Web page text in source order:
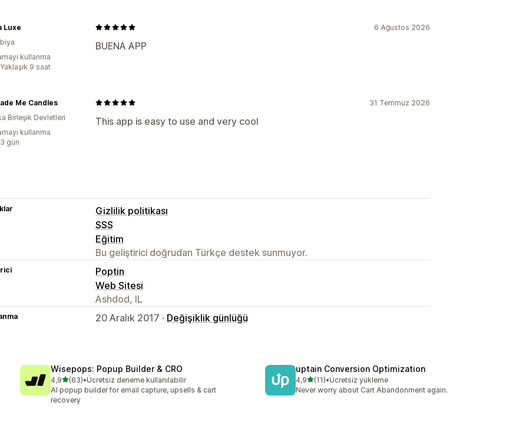
6 Ağustos 2026
BUENA APP
Luxe
kullanma
9 saat
31 Temmuz 2026
This app is easy to use and very cool
Me Candles
Birleşik Devletleri
kullanma
gün
Gizlilik politikası
SSS
Eğitim
Bu geliştirici doğrudan Türkçe destek sunmuyor.
Poptin
Web Sitesi
Ashdod, IL
20 Aralık 2017 · Değişiklik günlüğü
Wisepops: Popup Builder & CRO
4,95 yıldız üzerinden
(63)
toplam 63 değerlendirme
•Ücretsiz deneme kullanılabilir
AI popup builder for email capture, upsells & cart
recovery
uptain Conversion Optimization
4,95 yıldız üzerinden
(11)
toplam 11 değerlendirme
•Ücretsiz yükleme
Never worry about Cart Abandonment again.